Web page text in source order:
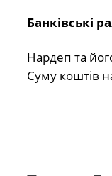
Банківські
Нардеп та
Суму коштів